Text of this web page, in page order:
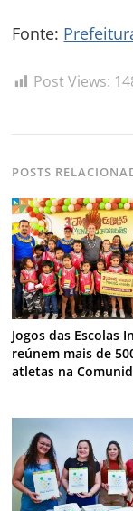
Fonte:
Post Views:
POSTS
Jogos das Escolas
reúnem mais de
atletas na